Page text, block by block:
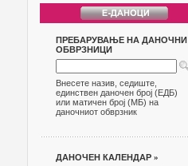
ПРЕБАРУВАЊЕ НА ДАНОЧНИ
ОБВРЗНИЦИ
Внесете назив, седиште,
единствен даночен број (ЕДБ)
или матичен број (МБ) на
даночниот обврзник
ДАНОЧЕН КАЛЕНДАР »